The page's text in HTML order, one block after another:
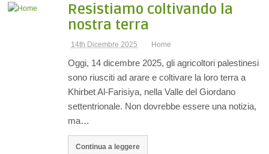
Resistiamo coltivando la
nostra terra
14th Dicembre 2025 Home
Oggi, 14 dicembre 2025, gli agricoltori palestinesi
sono riusciti ad arare e coltivare la loro terra a
Khirbet Al-Farisiya, nella Valle del Giordano
settentrionale. Non dovrebbe essere una notizia,
ma…
Continua a leggere